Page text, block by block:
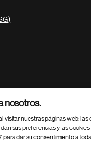
nosotros.
visitar nuestras páginas web:
sus preferencias y las
dar su consentimiento a